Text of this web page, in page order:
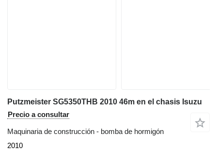
Putzmeister SG5350THB 2010 46m en el chasis Isuzu
Precio a consultar
Maquinaria de construcción - bomba de hormigón
2010